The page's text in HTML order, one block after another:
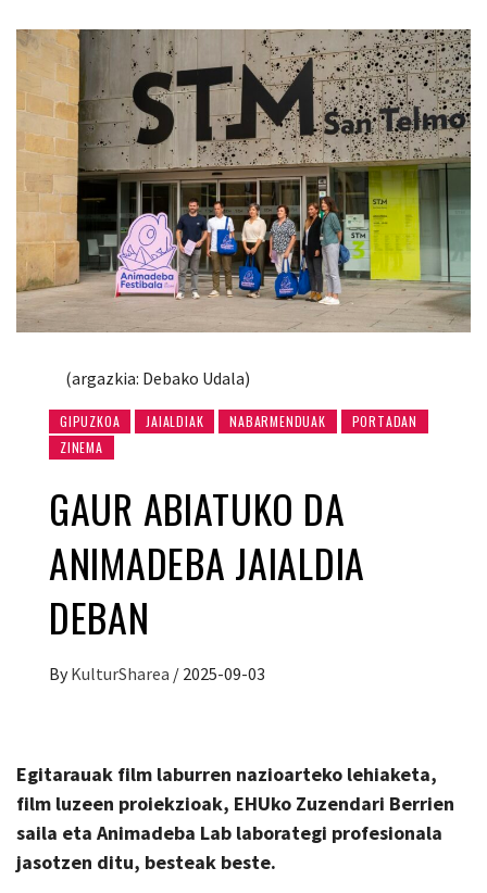
(argazkia: Debako Udala)
GIPUZKOA JAIALDIAK NABARMENDUAK
PORTADAN
ZINEMA
GAUR ABIATUKO DA
ANIMADEBA JAIALDIA
DEBAN
By KulturSharea / 2025-09-03
Egitarauak film laburren nazioarteko lehiaketa,
film luzeen proiekzioak, EHUko Zuzendari Berrien
saila eta Animadeba Lab laborategi profesionala
jasotzen ditu, besteak beste.